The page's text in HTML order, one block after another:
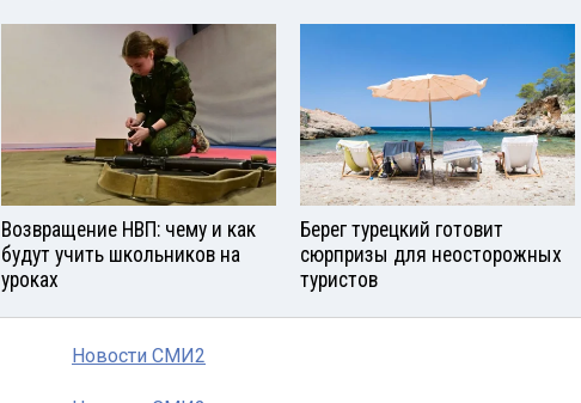
Возвращение НВП: чему и как
будут учить школьников на
уроках
Берег турецкий готовит
сюрпризы для неосторожных
туристов
Новости СМИ2